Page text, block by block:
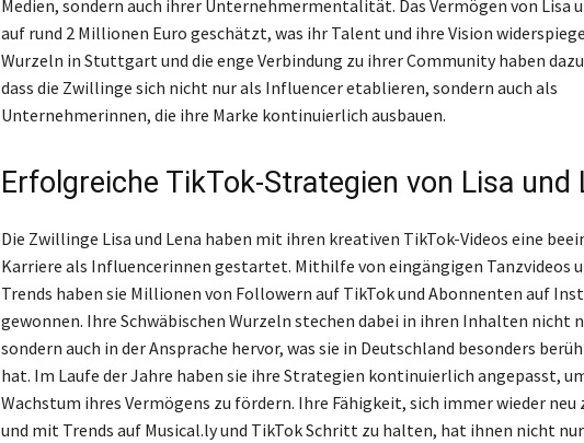
Medien, sondern auch ihrer Unternehmermentalität. Das Vermögen von Lisa
auf rund 2 Millionen Euro geschätzt, was ihr Talent und ihre Vision
Wurzeln in Stuttgart und die enge Verbindung zu ihrer Community haben
dass die Zwillinge sich nicht nur als Influencer etablieren, sondern auch als
Unternehmerinnen, die ihre Marke kontinuierlich ausbauen.
Erfolgreiche TikTok-Strategien von Lisa und
Die Zwillinge Lisa und Lena haben mit ihren kreativen TikTok-Videos eine
Karriere als Influencerinnen gestartet. Mithilfe von eingängigen Tanzvideos
Trends haben sie Millionen von Followern auf TikTok und Abonnenten auf
gewonnen. Ihre Schwäbischen Wurzeln stechen dabei in ihren Inhalten nicht
sondern auch in der Ansprache hervor, was sie in Deutschland besonders
hat. Im Laufe der Jahre haben sie ihre Strategien kontinuierlich angepasst,
Wachstum ihres Vermögens zu fördern. Ihre Fähigkeit, sich immer wieder neu
und mit Trends auf Musical.ly und TikTok Schritt zu halten, hat ihnen nicht